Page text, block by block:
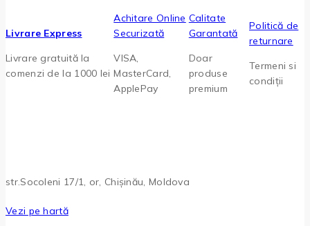
Livrare Express
Livrare gratuită la
comenzi de la 1000 lei
Achitare Online
Securizată
VISA,
MasterCard,
ApplePay
Calitate
Garantată
Doar
produse
premium
Politică de
returnare
Termeni si
condiții
str.Socoleni 17/1, or, Chișinău, Moldova
Vezi pe hartă